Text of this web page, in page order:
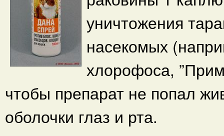
уничтожения
насекомых
хлорофоса,
чтобы препарат не попал
оболочки глаз и рта.